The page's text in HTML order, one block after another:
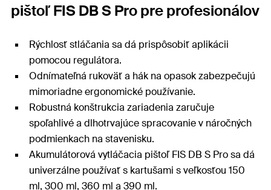
pištoľ FIS DB S Pro pre profesionálov
Rýchlosť stláčania sa dá prispôsobiť aplikácii
pomocou regulátora.
Odnímateľná rukoväť a hák na opasok zabezpečujú
mimoriadne ergonomické používanie.
Robustná konštrukcia zariadenia zaručuje
spoľahlivé a dlhotrvajúce spracovanie v náročných
podmienkach na stavenisku.
Akumulátorová vytláčacia pištoľ FIS DB S Pro sa dá
univerzálne používať s kartušami s veľkosťou 150
ml, 300 ml, 360 ml a 390 ml.